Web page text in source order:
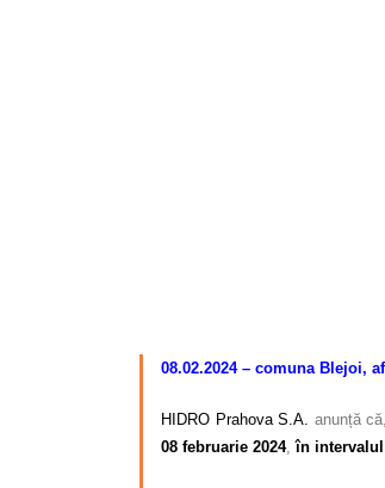
08.02.2024 – comuna Blejoi,
HIDRO Prahova S.A. anunță
08 februarie 2024,în intervalul